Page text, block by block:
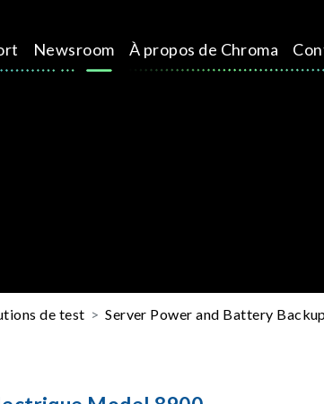
Newsroom À propos de Chroma
de test Server Power and Battery